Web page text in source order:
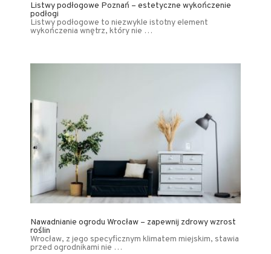
Listwy podłogowe Poznań – estetyczne wykończenie
podłogi
Listwy podłogowe to niezwykle istotny element
wykończenia wnętrz, który nie …
Nawadnianie ogrodu Wrocław – zapewnij zdrowy wzrost
roślin
Wrocław, z jego specyficznym klimatem miejskim, stawia
przed ogrodnikami nie …